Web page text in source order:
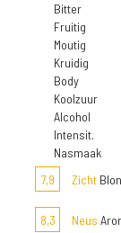
Bitter
Fruitig
Moutig
Kruidig
Body
Koolzuur
Alcohol
Intensit.
Nasmaak
7,9
Zicht
8,3 Neus